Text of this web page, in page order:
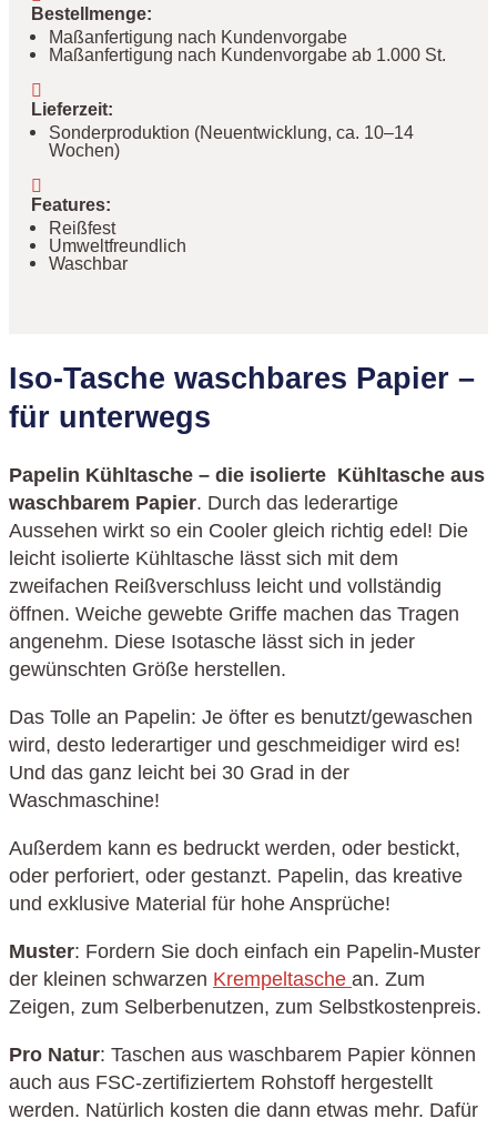
Bestellmenge:
Maßanfertigung nach Kundenvorgabe
Maßanfertigung nach Kundenvorgabe ab 1.000 St.
Lieferzeit:
Sonderproduktion (Neuentwicklung, ca. 10–14
Wochen)
Features:
Reißfest
Umweltfreundlich
Waschbar
Iso-Tasche waschbares Papier –
für unterwegs
Papelin Kühltasche – die isolierte Kühltasche aus
waschbarem Papier. Durch das lederartige
Aussehen wirkt so ein Cooler gleich richtig edel! Die
leicht isolierte Kühltasche lässt sich mit dem
zweifachen Reißverschluss leicht und vollständig
öffnen. Weiche gewebte Griffe machen das Tragen
angenehm. Diese Isotasche lässt sich in jeder
gewünschten Größe herstellen.
Das Tolle an Papelin: Je öfter es benutzt/gewaschen
wird, desto lederartiger und geschmeidiger wird es!
Und das ganz leicht bei 30 Grad in der
Waschmaschine!
Außerdem kann es bedruckt werden, oder bestickt,
oder perforiert, oder gestanzt. Papelin, das kreative
und exklusive Material für hohe Ansprüche!
Muster: Fordern Sie doch einfach ein Papelin-Muster
der kleinen schwarzen Krempeltasche an. Zum
Zeigen, zum Selberbenutzen, zum Selbstkostenpreis.
Pro Natur: Taschen aus waschbarem Papier können
auch aus FSC-zertifiziertem Rohstoff hergestellt
werden. Natürlich kosten die dann etwas mehr. Dafür